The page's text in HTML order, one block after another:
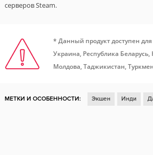
серверов Steam.
* Данный продукт доступен
Украина, Республика
Молдова, Таджикистан,
МЕТКИ И ОСОБЕННОСТИ: Экшен Инди